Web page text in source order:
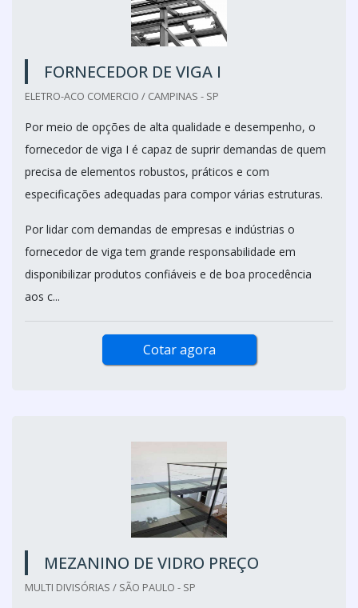
FORNECEDOR DE VIGA I
ELETRO-ACO COMERCIO / CAMPINAS - SP
Por meio de opções de alta qualidade e desempenho, o
fornecedor de viga I é capaz de suprir demandas de quem
precisa de elementos robustos, práticos e com
especificações adequadas para compor várias estruturas.
Por lidar com demandas de empresas e indústrias o
fornecedor de viga tem grande responsabilidade em
disponibilizar produtos confiáveis e de boa procedência
aos c...
Cotar agora
MEZANINO DE VIDRO PREÇO
MULTI DIVISÓRIAS / SÃO PAULO - SP